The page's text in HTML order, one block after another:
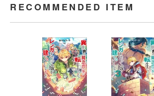
RECOMMENDED ITEM